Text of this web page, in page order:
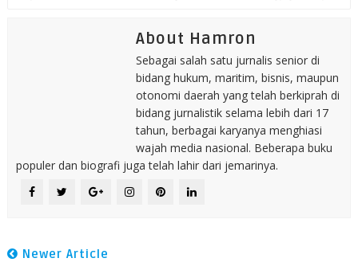
About Hamron
Sebagai salah satu jurnalis senior di
bidang hukum, maritim, bisnis, maupun
otonomi daerah yang telah berkiprah di
bidang jurnalistik selama lebih dari 17
tahun, berbagai karyanya menghiasi
wajah media nasional. Beberapa buku
populer dan biografi juga telah lahir dari jemarinya.
Newer Article